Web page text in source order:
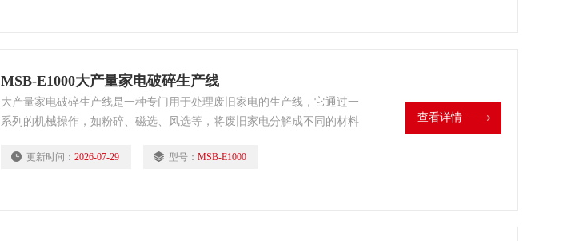
MSB-E1000大产量家电破碎生产线
大产量家电破碎生产线是一种专门用于处理废旧家电的生产线，它通过一
系列的机械操作，如粉碎、磁选、风选等，将废旧家电分解成不同的材料
实现了资源的循环使用。
更新时间： 2026-07-29 型号： MSB-E1000
查看详情